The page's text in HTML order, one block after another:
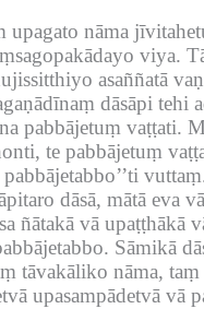
upagato nāma
viya.
asaññatā
dāsāpi tehi
pabbājetuṃ vaṭṭati.
te pabbājetuṃ
dāsā, mātā eva
ñātakā vā upaṭṭhākā
Sāmikā
tāvakāliko nāma,
upasampādetvā vā